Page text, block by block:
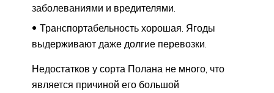
заболеваниями и вредителями.
Транспортабельность хорошая. Ягоды
выдерживают даже долгие перевозки.
Недостатков у сорта Полана не много, что
является причиной его большой